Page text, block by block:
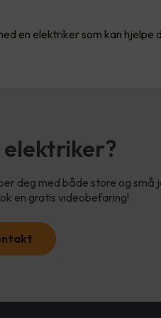
en elektriker som kan hjelpe
elektriker?
deg med både store og små
en gratis videobefaring!